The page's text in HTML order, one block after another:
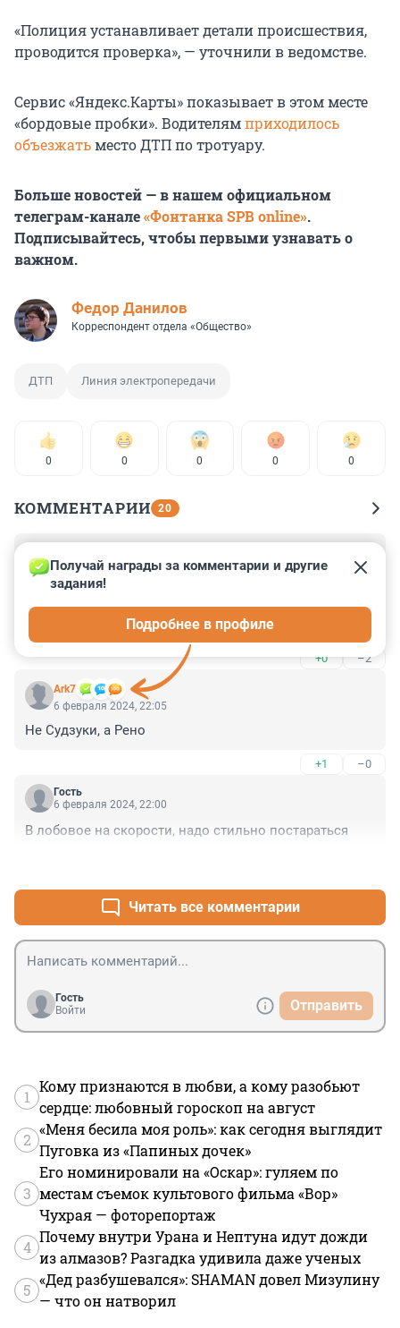
«Полиция устанавливает детали происшествия,
проводится проверка», — уточнили в ведомстве.
Сервис «Яндекс.Карты» показывает в этом месте
«бордовые пробки». Водителямприходилось
объезжатьместо ДТП по тротуару.
Больше новостей — в нашем официальном
телеграм-канале«Фонтанка SPB online».
Подписывайтесь, чтобы первыми узнавать о
важном.
Федор Данилов
Корреспондент отдела «Общество»
ДТП Линия электропередачи
0 0 0 0 0
КОММЕНТАРИИ 20
6 февраля 2024, 22:10
Мухомор, какой пешеход, в мерседесе говорю не
пристегнута, подушка не сработала, поэтому средней
+0 –2
Ark7
Получай награды за комментарии и другие
задания!
Подробнее в профиле
6 февраля 2024, 22:05
Не Судзуки, а Рено
+1 –0
Гость
6 февраля 2024, 22:00
В лобовое на скорости, надо стильно постараться
Читать все комментарии
Гость
Войти
Отправить
1
Кому признаются в любви, а кому разобьют
сердце: любовный гороскоп на август
2
«Меня бесила моя роль»: как сегодня выглядит
Пуговка из «Папиных дочек»
3
Его номинировали на «Оскар»: гуляем по
местам съемок культового фильма «Вор»
Чухрая — фоторепортаж
4
Почему внутри Урана и Нептуна идут дожди
из алмазов? Разгадка удивила даже ученых
5
«Дед разбушевался»: SHAMAN довел Мизулину
— что он натворил